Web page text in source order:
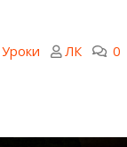
Уроки ЛК 0